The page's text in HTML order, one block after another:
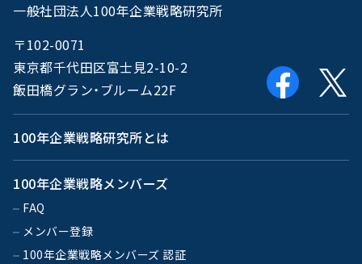
一般社団法人100年企業戦略研究所
〒102-0071
東京都千代田区富士見2-10-2
飯田橋グラン・ブルーム22F
100年企業戦略研究所とは
100年企業戦略メンバーズ
FAQ
メンバー登録
100年企業戦略メンバーズ 認証